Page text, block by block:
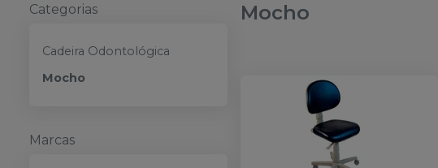
Categorias
Cadeira Odontológica
Mocho
Marcas
Mocho